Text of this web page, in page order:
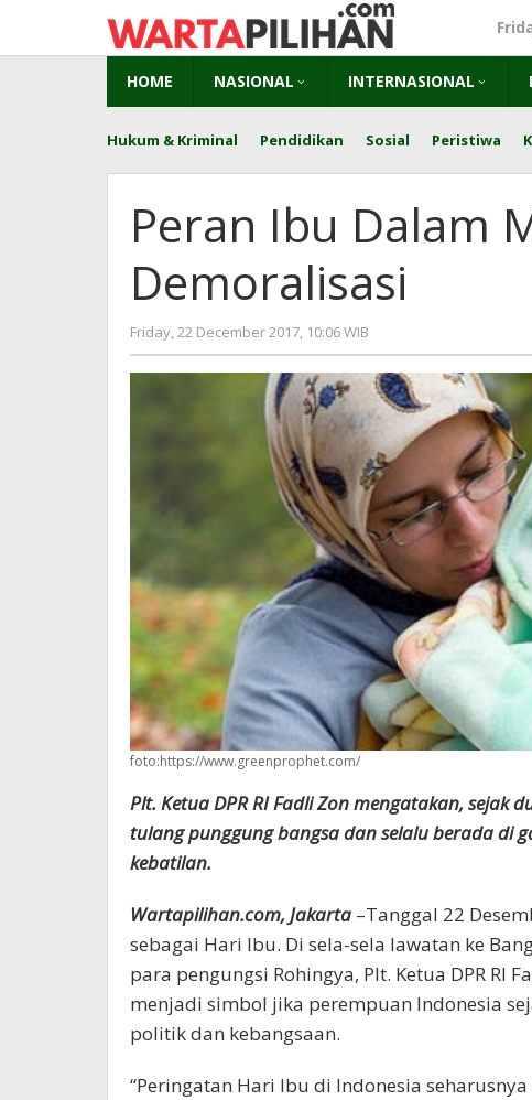
content
HOME NASIONAL INTERNASIONAL
Hukum & Kriminal Pendidikan Sosial Peristiwa
Peran Ibu Dalam
Demoralisasi
Friday, 22 December 2017, 10:06 WIB
Adi
Prawiranegara
foto:https://www.greenprophet.com/
Plt. Ketua DPR RI Fadli Zon mengatakan, sejak
tulang punggung bangsa dan selalu berada di
kebatilan.
Wartapilihan.com, Jakarta –Tanggal 22
sebagai Hari Ibu. Di sela-sela lawatan ke
para pengungsi Rohingya, Plt. Ketua DPR RI
menjadi simbol jika perempuan Indonesia
politik dan kebangsaan.
“Peringatan Hari Ibu di Indonesia